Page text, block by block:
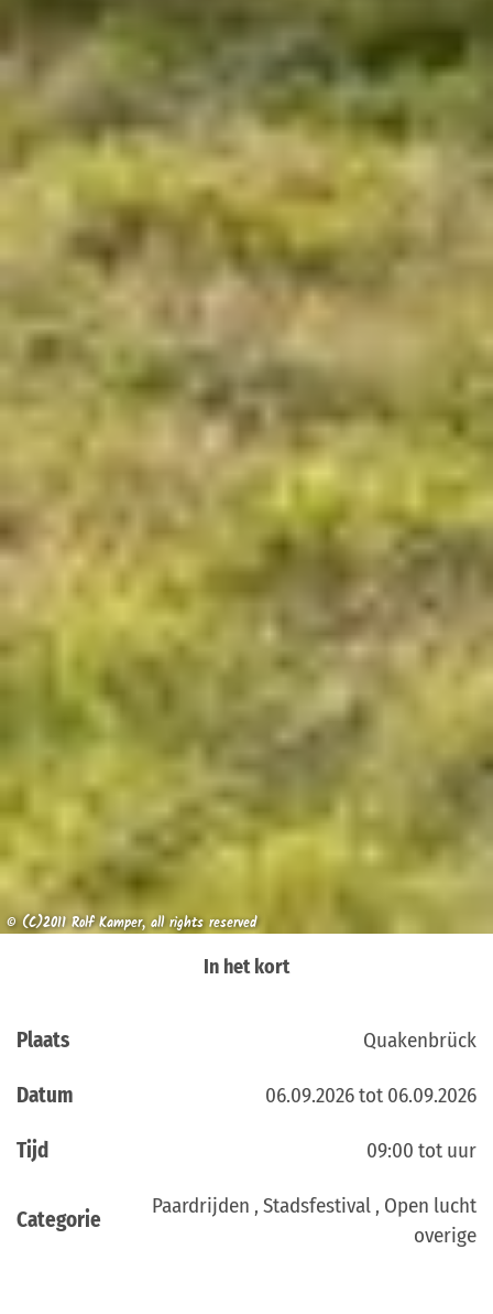
© (C)2011 Rolf Kamper, all rights reserved
In het kort
Plaats Quakenbrück
Datum 06.09.2026 tot 06.09.2026
Tijd 09:00 tot uur
Categorie
Paardrijden , Stadsfestival , Open lucht
overige